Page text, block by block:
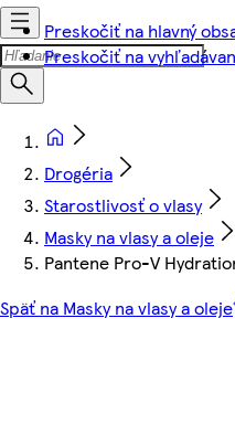
Preskočiť na hlavný
Preskočiť na
Drogéria
Starostlivosť o vlasy
Masky na vlasy a oleje
Pantene Pro-V
Späť na Masky na vlasy a oleje